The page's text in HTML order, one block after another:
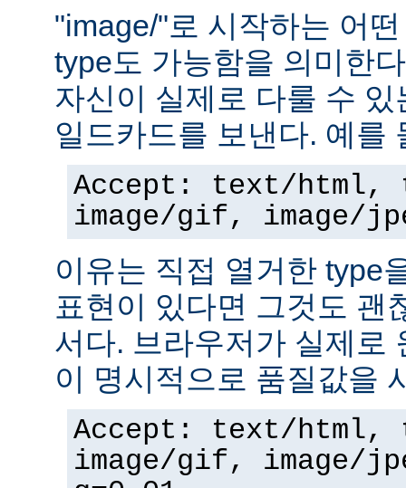
"image/"로 시작하는 어
type도 가능함을 의미한
자신이 실제로 다룰 수
일드카드를 보낸다. 예를
Accept: text/
image/gif, image/
이유는 직접 열거한 type
표현이 있다면 그것도 괜
서다. 브라우저가 실제로
이 명시적으로 품질값을
Accept: text/
image/gif, image/